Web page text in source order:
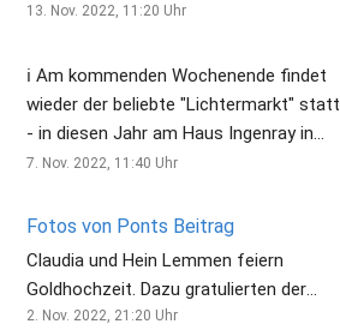
markt durchgeführt. In diesem tollen
und Handwerksprodukte angeboten.
Dazu gehörten aber auch Stände, die für
das körperliche Wohl sorgten mit
Glühwein, Maronen, Waffeln oder
13. Nov. 2022, 11:20 Uhr
ℹ Am kommenden Wochenende findet
wieder der beliebte "Lichtermarkt" statt
- in diesen Jahr am Haus Ingenray in
Pont! ⭐️🍷🌭 ⏱ Öffnungszeiten: 👉
11 bis 17 Uhr ✅ Der Lichtermarkt ist kein
kommerzieller Markt - die
Verkaufserlöse der Getränke- und
Speisestände werden wieder für soziale
7. Nov. 2022, 11:40 Uhr
Fotos von Ponts Beitrag
Claudia und Hein Lemmen feiern
Goldhochzeit. Dazu gratulierten der
stellvertretende Vorsitzende des
2. Nov. 2022, 21:20 Uhr